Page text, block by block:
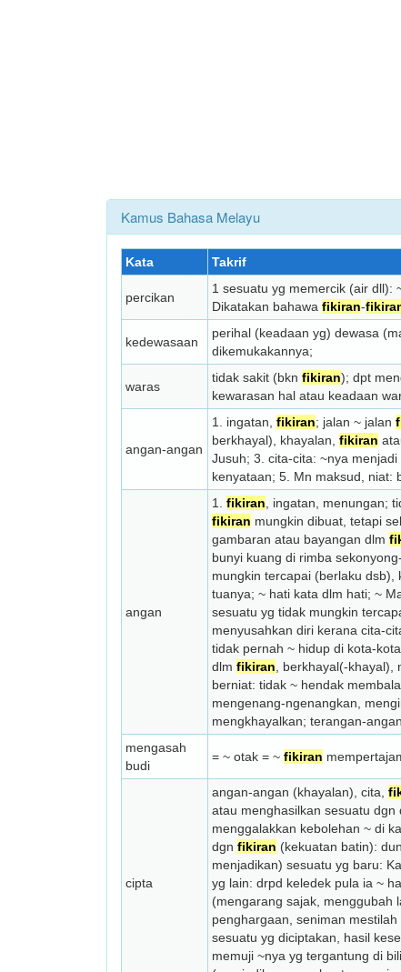
Kamus Bahasa Melayu
Kata Takrif
percikan
1 sesuatu yg memercik (air dll):
Dikatakan bahawa fikiran-
kedewasaan
perihal (keadaan yg) dewasa
dikemukakannya;
waras
tidak sakit (bkn fikiran); dpt
kewarasan hal atau keadaan
angan-angan
1. ingatan, fikiran; jalan ~ jalan
berkhayal), khayalan, fikiran
Jusuh; 3. cita-cita: ~nya
kenyataan; 5. Mn maksud, niat:
angan
1. fikiran , ingatan, menungan;
fikiran mungkin dibuat, tetapi
gambaran atau bayangan dlm
bunyi kuang di rimba
mung­kin tercapai (berlaku
tuanya; ~ hati kata dlm hati; ~
sesuatu yg tidak mungkin
menyusahkan diri kerana cita-
tidak pernah ~ hidup di kota-
dlm fikiran , berkhayal(-
berniat: tidak ~ hendak
mengenang-ngenangkan,
mengkhayalkan; terangan-
mengasah
budi
= ~ otak = ~ fikiran
cipta
angan-angan (khayalan), cita,
atau menghasilkan sesuatu dgn
menggalakkan kebolehan ~ di
dgn fikiran (kekuatan batin):
menjadi­kan) sesuatu yg baru:
yg lain: drpd keledek pula ia ~
(mengarang sajak, menggubah
penghargaan, seniman
sesuatu yg diciptakan, hasil
memuji ~nya yg tergantung di